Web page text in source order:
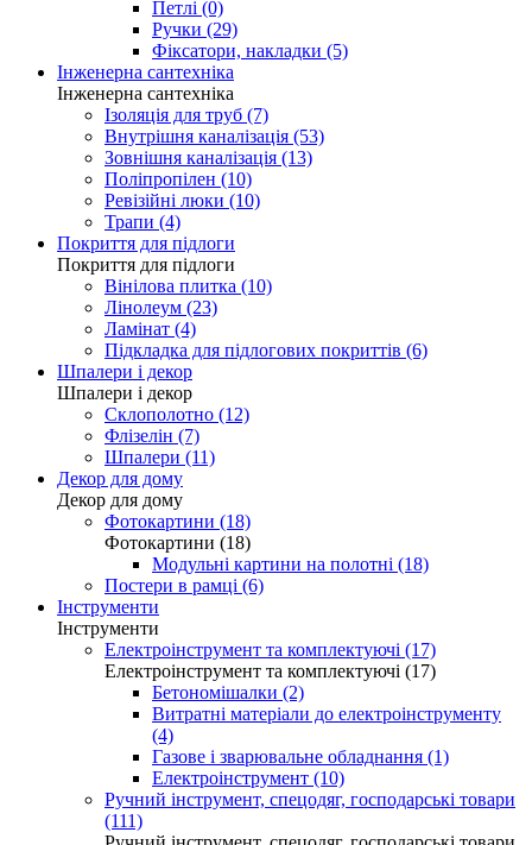
Петлі (0)
Ручки (29)
Фіксатори, накладки (5)
Інженерна сантехніка
Інженерна сантехніка
Ізоляція для труб (7)
Внутрішня каналізація (53)
Зовнішня каналізація (13)
Поліпропілен (10)
Ревізійні люки (10)
Трапи (4)
Покриття для підлоги
Покриття для підлоги
Вінілова плитка (10)
Лінолеум (23)
Ламінат (4)
Підкладка для підлогових покриттів (6)
Шпалери і декор
Шпалери і декор
Склополотно (12)
Флізелін (7)
Шпалери (11)
Декор для дому
Декор для дому
Фотокартини (18)
Фотокартини (18)
Модульні картини на полотні (18)
Постери в рамці (6)
Інструменти
Інструменти
Електроінструмент та комплектуючі (17)
Електроінструмент та комплектуючі (17)
Бетономішалки (2)
Витратні матеріали до електроінструменту
(4)
Газове і зварювальне обладнання (1)
Електроінструмент (10)
Ручний інструмент, спецодяг, господарські товари
(111)